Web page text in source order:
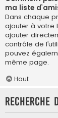
ma liste
Dans chaque
ajouter à votre
ajouter
contrôle de
pouvez
même page.
Haut
Recherche